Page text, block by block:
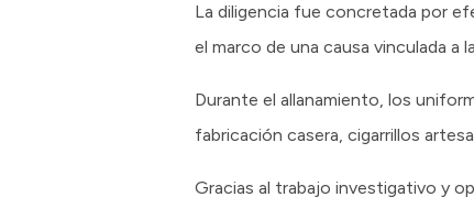
La diligencia fue concretada por
el marco de una causa vinculada a
Durante el allanamiento, los
fabricación casera, cigarrillos
Gracias al trabajo investigativo y